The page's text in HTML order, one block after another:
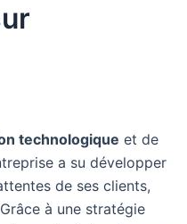
technologique et de
a su développer
de ses clients,
à une stratégie